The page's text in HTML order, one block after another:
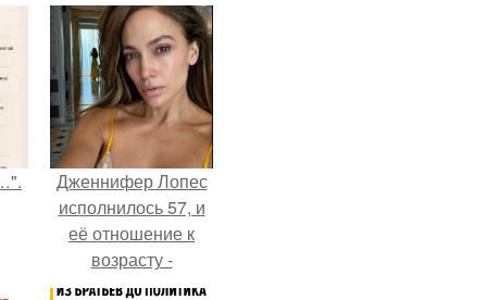
Дженнифер Лопес
исполнилось 57, и
её отношение к
возрасту -
настоящий